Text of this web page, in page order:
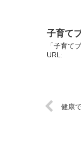
子育て
「子育て
URL:
健康